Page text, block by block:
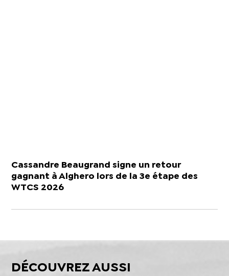
Cassandre Beaugrand signe un retour
gagnant à Alghero lors de la 3e étape des
WTCS 2026
DÉCOUVREZ AUSSI